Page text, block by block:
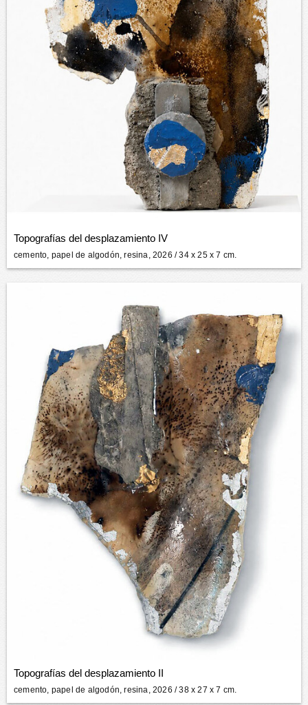
Topografías del desplazamiento IV
cemento, papel de algodón, resina, 2026 / 34 x 25 x 7 cm.
Topografías del desplazamiento II
cemento, papel de algodón, resina, 2026 / 38 x 27 x 7 cm.